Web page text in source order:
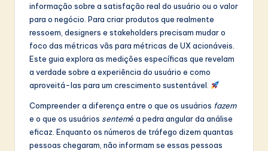
informação sobre a satisfação real do usuário ou o valor
para o negócio. Para criar produtos que realmente
ressoem, designers e stakeholders precisam mudar o
foco das métricas vãs para métricas de UX acionáveis.
Este guia explora as medições específicas que revelam
a verdade sobre a experiência do usuário e como
aproveitá-las para um crescimento sustentável.
Compreender a diferença entre o que os usuários fazem
e o que os usuários sentemé a pedra angular da análise
eficaz. Enquanto os números de tráfego dizem quantas
pessoas chegaram, não informam se essas pessoas